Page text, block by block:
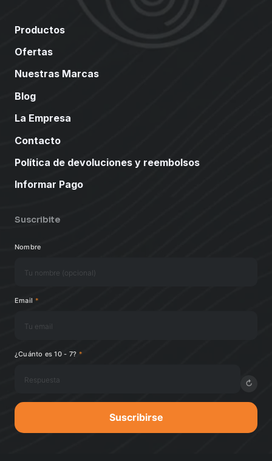
Productos
Ofertas
Nuestras Marcas
Blog
La Empresa
Contacto
Política de devoluciones y reembolsos
Informar Pago
Suscribite
Nombre
Email *
¿Cuánto es 10 - 7? *
↻
Suscribirse